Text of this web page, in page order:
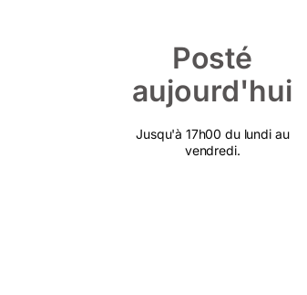
Posté
aujourd'hui
Jusqu'à 17h00 du lundi au
vendredi.